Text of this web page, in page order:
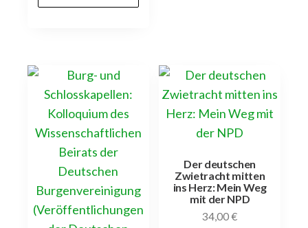
Der deutschen
Zwietracht mitten
ins Herz: Mein Weg
mit der NPD
34,00€